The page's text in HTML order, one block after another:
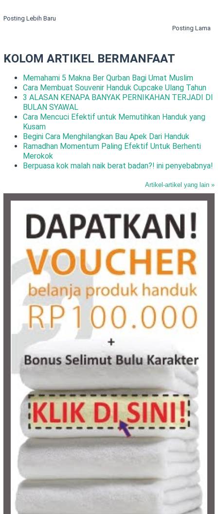
Posting Lebih Baru
Posting Lama
KOLOM ARTIKEL BERMANFAAT
Memahami 5 Makna Ber Qurban Bagi Umat Muslim
Cara Membuat Souvenir Handuk Cupcake Ulang Tahun
3 ALASAN KENAPA BANYAK PERNIKAHAN TERJADI DI
BULAN SYAWAL
Cara Mencuci Efektif untuk Memutihkan Handuk yang
Kusam
Begini Cara Menghilangkan Bau Apek Dari Handuk
Ramadhan Momentum Paling Efektif Untuk Berhenti
Merokok
Berpuasa kok malah naik berat badan?! ini penyebabnya!
Artikel-artikel yang lain »